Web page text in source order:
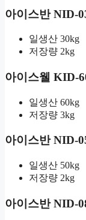
아이스반 NID-
일생산 30kg
저장량 2kg
아이스웰 KID-
일생산 60kg
저장량 3kg
아이스반 NID-
일생산 50kg
저장량 2kg
아이스반 NID-